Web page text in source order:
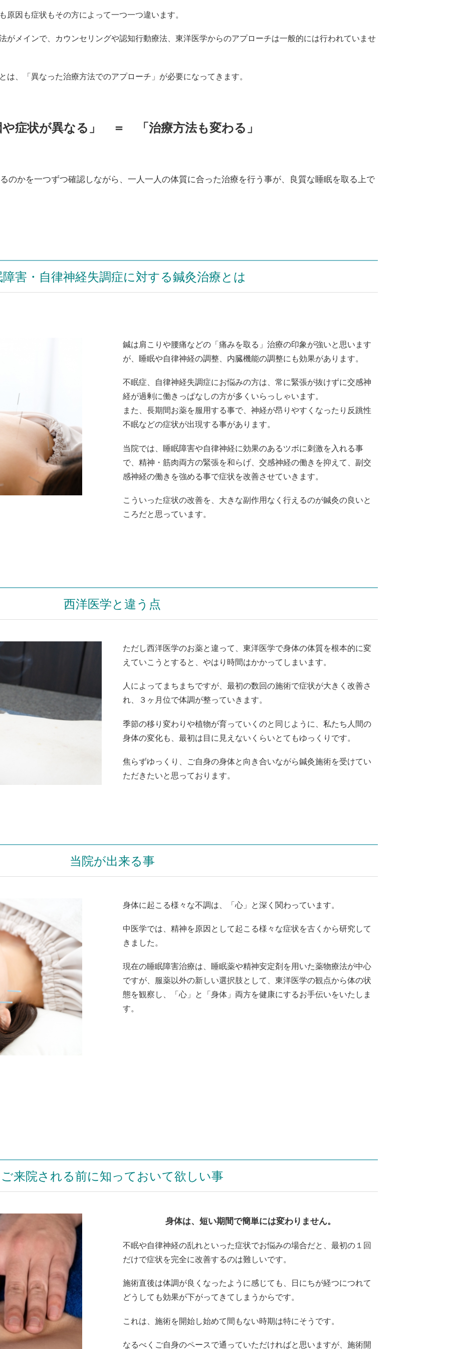
因も症状もその方によって一つ一つ違います。
がメインで、カウンセリングや認知行動療法、東洋医学からのアプローチは一般的には行われていませ
は、「異なった治療方法でのアプローチ」が必要になってきます。
や症状が異なる」 ＝ 「治療方法も変わる」
のかを一つずつ確認しながら 、一人一人の体質に合った治療を行う事が、良質な睡眠を取る上で
障害・自律神経失調症に対する鍼灸治療とは
鍼は肩こりや腰痛などの「痛みを取る」治療の印象が強いと思います
が、睡眠や自律神経の調整、内臓機能の調整にも効果があります。
不眠症、自律神経失調症にお悩みの方は、常に緊張が抜けずに交感神
経が過剰に働きっぱなしの方が多くいらっしゃいます。
また、長期間お薬を服用する事で、神経が昂りやすくなったり反跳性
不眠などの症状が出現する事があります。
​当院では、睡眠障害や自律神経に効果のあるツボに刺激を入れる事
で、精神・筋肉両方の緊張を和らげ、交感神経の働きを抑えて、副交
感神経の働きを強める事で症状を改善させていきます。
こういった症状の改善を、大きな副作用なく行えるのが鍼灸の良いと
ころだと思っています。
西洋医学と違う点
ただし西洋医学のお薬と違って、東洋医学で身体の体質を根本的に変
えていこうとすると、やはり時間はかかってしまいます。
人によってまちまちですが、最初の数回の施術で症状が大きく改善さ
れ、３ヶ月位で体調が整っていきます。
​季節の移り変わりや植物が育っていくのと同じように、私たち人間の
身体の変化も、最初は目に見えないくらいとてもゆっくりです。
​焦らずゆっくり、ご自身の身体と向き合いながら鍼灸施術を受けてい
ただきたいと思っております。
当院が出来る事
身体に起こる様々な不調は、「心」と深く関わっています。
中医学では、精神を原因として起こる様々な症状を古くから研究して
きました。
現在の睡眠障害治療は、睡眠薬や精神安定剤を用いた薬物療法が中心
ですが、 服薬以外の新しい選択肢として、東洋医学の観点から体の状
態を観察し、「心」と「身体」両方を健康にするお手伝いをいたしま
す。
ご来院される前に知っておいて欲しい事
身体は、短い期間で簡単には変わりません。
不眠や自律神経の乱れといった症状でお悩みの場合だと、最初の１回
だけで症状を完全に改善するのは難しいです。
施術直後は体調が良くなったように感じても、日にちが経つにつれて
どうしても効果が下がってきてしまうからです。
これは、施術を開始し始めて間もない時期は特にそうです。
なるべくご自身のペースで通っていただければと思いますが、施術開